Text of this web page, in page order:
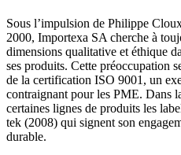
Sous l’impulsion de Philippe
2000, Importexa SA cherche à
dimensions qualitative et éthique
ses produits. Cette préoccupation
de la certification ISO 9001, un
contraignant pour les PME. Dans
certaines lignes de produits les
tek (2008) qui signent son
durable.